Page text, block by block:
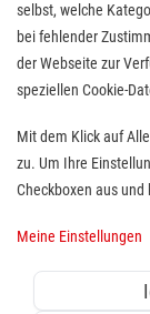
160
selbst, welche
bei fehlender
der Webseite zur
speziellen Cookie-
Mit dem Klick auf
zu. Um Ihre
Checkboxen aus
Meine Einstellungen